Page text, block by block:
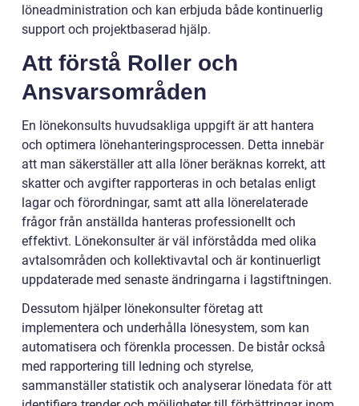
löneadministration och kan erbjuda både kontinuerlig
support och projektbaserad hjälp.
Att förstå Roller och
Ansvarsområden
En lönekonsults huvudsakliga uppgift är att hantera
och optimera lönehanteringsprocessen. Detta innebär
att man säkerställer att alla löner beräknas korrekt, att
skatter och avgifter rapporteras in och betalas enligt
lagar och förordningar, samt att alla lönerelaterade
frågor från anställda hanteras professionellt och
effektivt. Lönekonsulter är väl införstådda med olika
avtalsområden och kollektivavtal och är kontinuerligt
uppdaterade med senaste ändringarna i lagstiftningen.
Dessutom hjälper lönekonsulter företag att
implementera och underhålla lönesystem, som kan
automatisera och förenkla processen. De bistår också
med rapportering till ledning och styrelse,
sammanställer statistik och analyserar lönedata för att